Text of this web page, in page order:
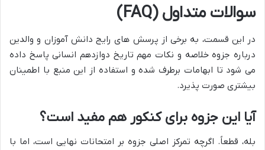
سوالات متداول (FAQ)
در این قسمت، به برخی از پرسش های رایج دانش آموزان و والدین
درباره جزوه خلاصه و نکات مهم تاریخ دوازدهم انسانی پاسخ داده
می شود تا ابهامات برطرف شده و استفاده از این منبع با اطمینان
بیشتری صورت پذیرد.
آیا این جزوه برای کنکور هم مفید است؟
بله، قطعاً. اگرچه تمرکز اصلی جزوه بر امتحانات نهایی است، اما با